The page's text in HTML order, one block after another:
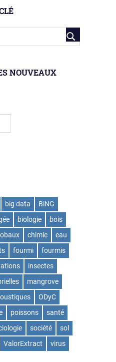
NOUVEAUX
big data
BiNG
biologie
bois
chimie
eau
fourmi
fourmis
insectes
mangrove
ODyC
poissons
santé
société
sol
ValorExtract
virus